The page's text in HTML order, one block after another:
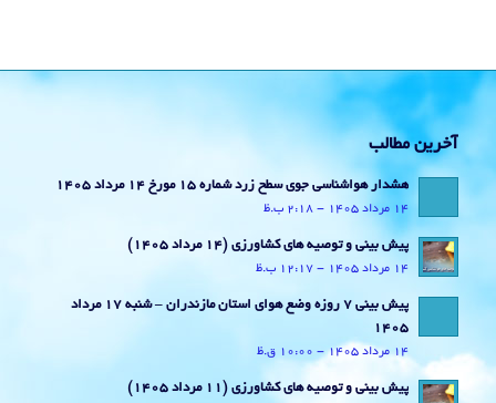
آخرین مطالب
هشدار هواشناسی جوی سطح زرد شماره 15 مورخ 14 مرداد 1405
14 مرداد 1405 - 2:18 ب.ظ
پیش بینی و توصیه های کشاورزی (14 مرداد ۱۴۰۵)
14 مرداد 1405 - 12:17 ب.ظ
پیش بینی 7 روزه وضع هوای استان مازندران – شنبه 17 مرداد
1405
14 مرداد 1405 - 10:00 ق.ظ
پیش بینی و توصیه های کشاورزی (11 مرداد ۱۴۰۵)